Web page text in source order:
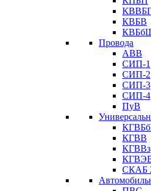
КВБВ
Провода
АВВ
СИП-1
СИП-2
СИП-3
СИП-4
ПуВ
КГВВ
КГВВз
СКАБ